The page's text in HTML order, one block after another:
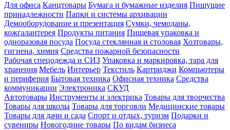
Для офиса Канцтовары Бумага и бумажные изделия Пишущие
принадлежности Папки и системы архивации
Демооборудование и презентация Сумки, чемоданы,
кожгалантерея Продукты питания Пищевая упаковка и
одноразовая посуда Посуда стеклянная и столовая Хозтовары,
гигиена, химия Средства пожарной безопасности
Рабочая спецодежда и СИЗ Упаковка и маркировка, тара для
хранения Мебель Интерьер Текстиль Картриджи Компьютеры
и периферия Бытовая техника Офисная техника Средства
коммуникации Электроника СКУД
Автотовары Инструменты и электрика Товары для творчества
Товары для школы Товары для торговли Медицинские товары
Товары для дачи и сада Спорт и отдых, туризм Подарки и
сувениры Новогодние товары По видам бизнеса